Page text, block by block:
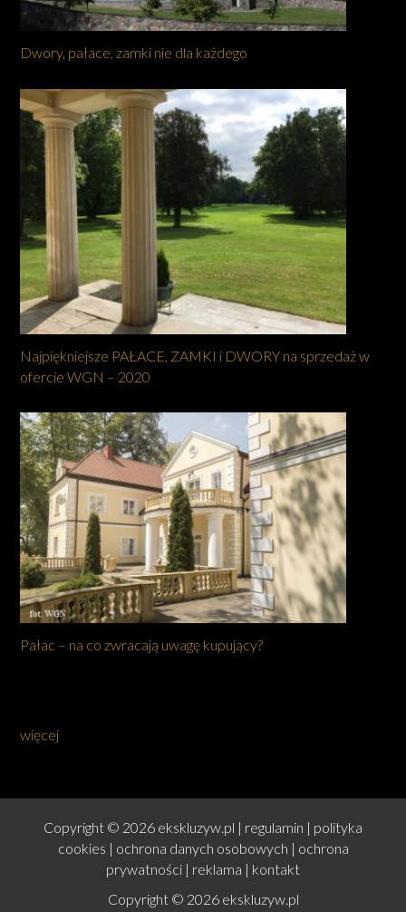
Dwory, pałace, zamki nie dla każdego
Najpiękniejsze PAŁACE, ZAMKI i DWORY na sprzedaż w
ofercie WGN – 2020
Pałac – na co zwracają uwagę kupujący?
więcej
Copyright © 2026 ekskluzyw.pl | regulamin | polityka
cookies | ochrona danych osobowych | ochrona
prywatności | reklama | kontakt
Copyright © 2026 ekskluzyw.pl